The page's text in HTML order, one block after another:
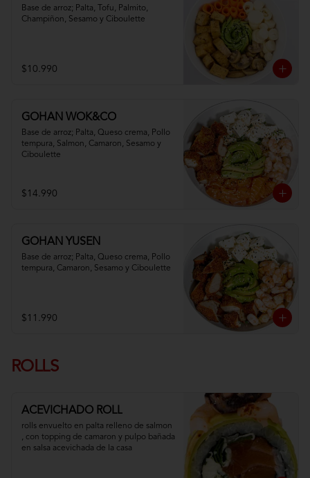
Base de arroz; Palta, Tofu, Palmito,
Champiñon, Sesamo y Ciboulette
$10.990
GOHAN WOK&CO
Base de arroz; Palta, Queso crema, Pollo
tempura, Salmon, Camaron, Sesamo y
Ciboulette
$14.990
GOHAN YUSEN
Base de arroz; Palta, Queso crema, Pollo
tempura, Camaron, Sesamo y Ciboulette
$11.990
ROLLS
ACEVICHADO ROLL
rolls envuelto en palta relleno de salmon
, con topping de camaron y pulpo bañada
en salsa acevichada de la casa